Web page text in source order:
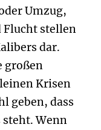
Umzug,
Flucht stellen
dar.
großen
Krisen
geben, dass
steht. Wenn